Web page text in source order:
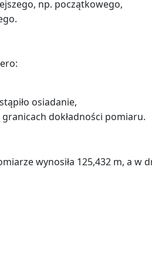
np. początkowego,
osiadanie,
dokładności pomiaru.
wynosiła 125,432 m, a w